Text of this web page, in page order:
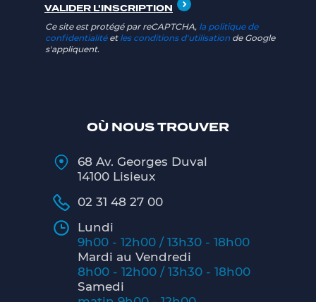
OÙ NOUS TROUVER
68 Av. Georges Duval
14100 Lisieux
02 31 48 27 00
Lundi
9h00 - 12h00 / 13h30 - 18h00
Mardi au Vendredi
8h00 - 12h00 / 13h30 - 18h00
Samedi
Ce site est protégé par reCAPTCHA, la politique de
confidentialitéet les conditions d'utilisation de Google
s'appliquent.